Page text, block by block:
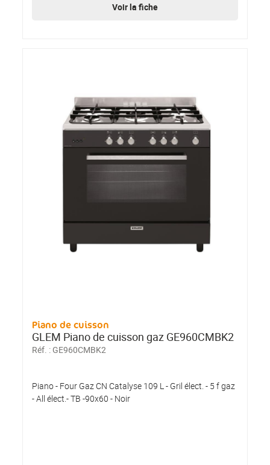
Voir la fiche
Piano de cuisson
GLEM Piano de cuisson gaz GE960CMBK2
Réf. : GE960CMBK2
Piano - Four Gaz CN Catalyse 109 L - Gril élect. - 5 f gaz
- All élect.- TB -90x60 - Noir